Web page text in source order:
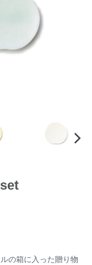
の箱に入った贈り物